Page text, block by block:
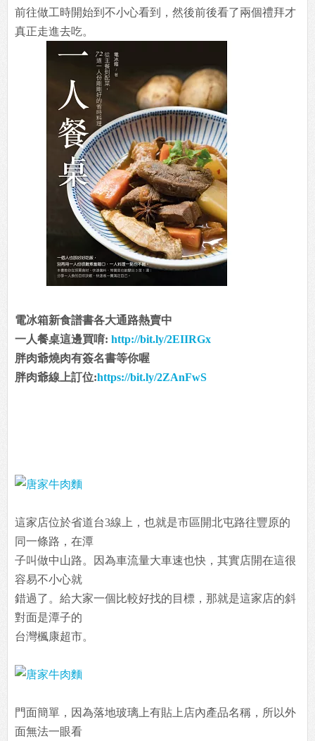
前往做工時開始到不小心看到，然後前後看了兩個禮拜才
真正走進去吃。
電冰箱新食譜書各大通路熱賣中
一人餐桌這邊買唷: http://bit.ly/2EIIRGx
胖肉爺燒肉有簽名書等你喔
胖肉爺線上訂位:https://bit.ly/2ZAnFwS
這家店位於省道台3線上，也就是市區開北屯路往豐原的
同一條路，在潭
子叫做中山路。因為車流量大車速也快，其實店開在這很
容易不小心就
錯過了。給大家一個比較好找的目標，那就是這家店的斜
對面是潭子的
台灣楓康超市。
門面簡單，因為落地玻璃上有貼上店內產品名稱，所以外
面無法一眼看